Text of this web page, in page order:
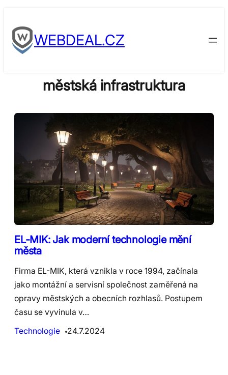
to
contentWEBDEAL.CZ
městská infrastruktura
EL-MIK: Jak moderní technologie mění
města
Firma EL-MIK, která vznikla v roce 1994, začínala
jako montážní a servisní společnost zaměřená na
opravy městských a obecních rozhlasů. Postupem
času se vyvinula v…
Technologie
24.7.2024